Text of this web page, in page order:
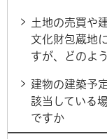
土地の売買や
文化財包蔵地
すが、どのよ
建物の建築予
該当している
ですか